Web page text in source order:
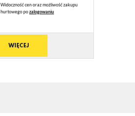
Widoczność cen oraz możliwość zakupu
hurtowego pozalogowaniu
WIĘCEJ